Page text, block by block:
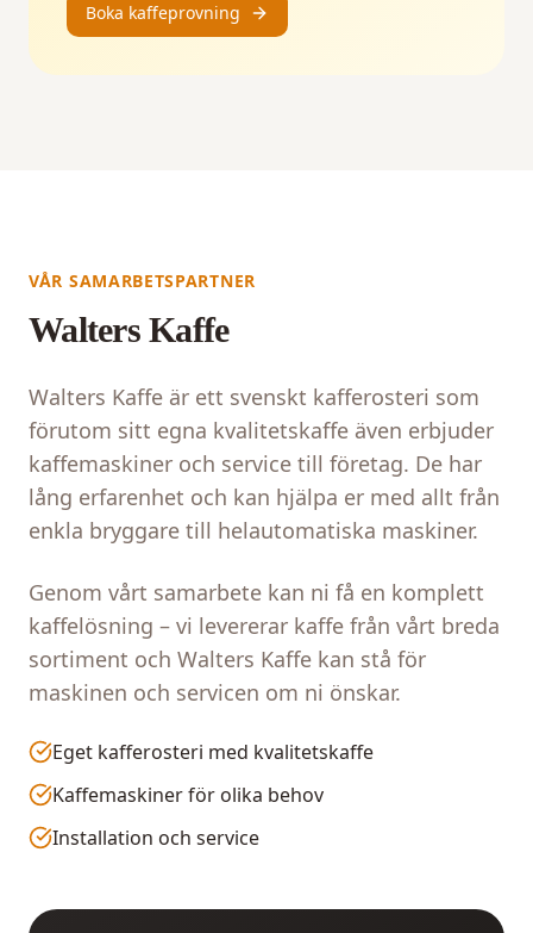
Boka kaffeprovning
VÅR SAMARBETSPARTNER
Walters Kaffe
Walters Kaffe är ett svenskt kafferosteri som
förutom sitt egna kvalitetskaffe även erbjuder
kaffemaskiner och service till företag. De har
lång erfarenhet och kan hjälpa er med allt från
enkla bryggare till helautomatiska maskiner.
Genom vårt samarbete kan ni få en komplett
kaffelösning – vi levererar kaffe från vårt breda
sortiment och Walters Kaffe kan stå för
maskinen och servicen om ni önskar.
Eget kafferosteri med kvalitetskaffe
Kaffemaskiner för olika behov
Installation och service